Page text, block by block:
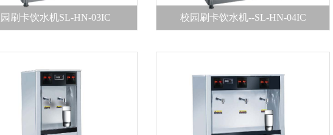
刷卡饮水机SL-HN-03IC 校园刷卡饮水机--SL-HN-04IC